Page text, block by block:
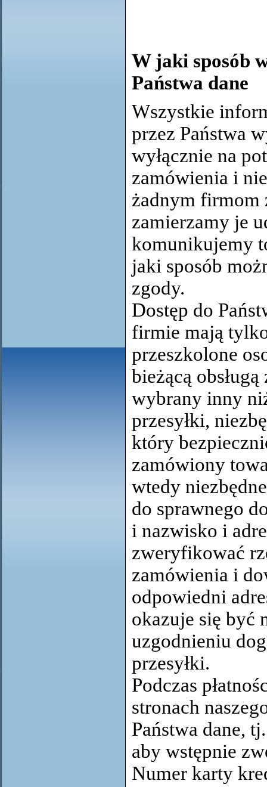
W jaki sposób
Państwa dane
Wszystkie
przez Państwa
wyłącznie na
zamówienia i
żadnym firmom
zamierzamy je
komunikujemy
jaki sposób
zgody.
Dostęp do
firmie mają
przeszkolone
bieżącą
wybrany inny
przesyłki,
który
zamówiony
wtedy
do sprawnego
i nazwisko i
zweryfikować
zamówienia i
odpowiedni
okazuje się być
uzgodnieniu
przesyłki.
Podczas
stronach
Państwa dane,
aby wstępnie
Numer karty